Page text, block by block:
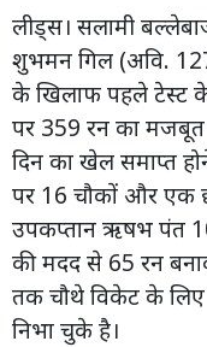
लीड्स। सलामी
शुभमन गिल (अवि.
के खिलाफ पहले टेस्ट
पर 359 रन का मजबूत
दिन का खेल समाप्त
पर 16 चौकों और
उपकप्तान ऋषभ पंत
की मदद से 65 रन
तक चौथे विकेट के लिए
निभा चुके है।